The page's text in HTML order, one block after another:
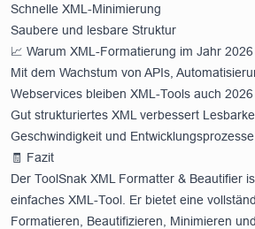
Schnelle XML-Minimierung
Saubere und lesbare Struktur
📈 Warum XML-Formatierung im Jahr
Mit dem Wachstum von APIs,
Webservices bleiben XML-Tools auch
Gut strukturiertes XML verbessert
Geschwindigkeit und Entwicklungsprozesse.
🧾 Fazit
Der ToolSnak XML Formatter & Beautifier
einfaches XML-Tool. Er bietet eine
Formatieren, Beautifizieren, Minimieren